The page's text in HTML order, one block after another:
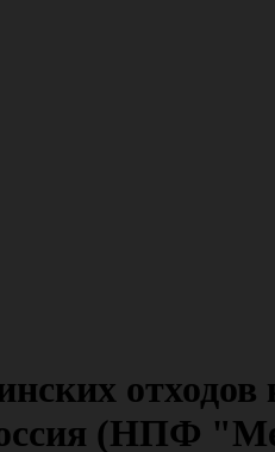
отходов
(НПФ